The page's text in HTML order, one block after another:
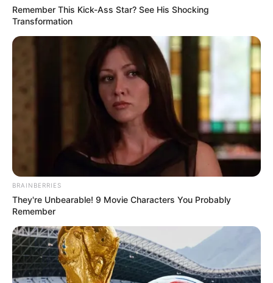
Remember This Kick-Ass Star? See His Shocking
Transformation
BRAINBERRIES
They're Unbearable! 9 Movie Characters You Probably
Remember